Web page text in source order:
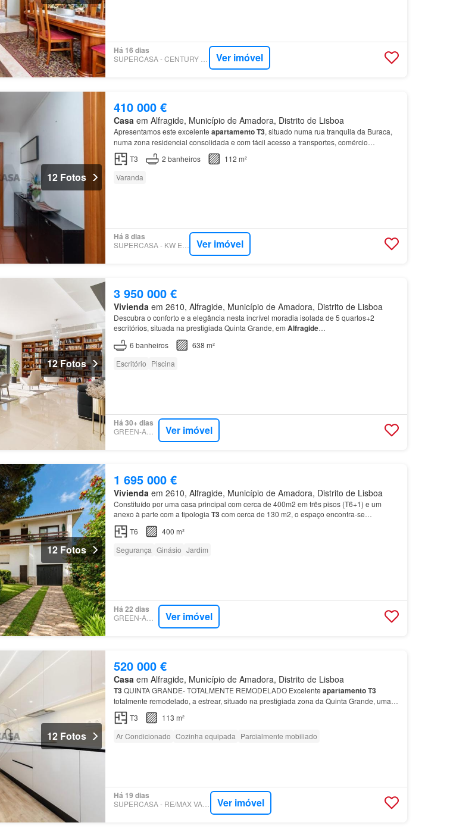
Há 16 dias
Ver imóvel
12 Fotos
410 000 €
Casa em Alfragide, Município de Amadora, Distrito de Lisboa
Apresentamos este excelente apartamentoT3, situado numa rua tranquila da Buraca,
numa zona residencial consolidada e com fácil acesso a transportes, comércio
Principais características:
Varanda com acesso pela sala e quar…
T3 2 banheiros
112 m²
Varanda
Há 8 dias
Ver imóvel
12 Fotos
3 950 000 €
Vivienda em 2610, Alfragide, Município de Amadora, Distrito de Lisboa
Descubra o conforto e a elegância nesta incrível moradia isolada de 5 quartos+2
escritórios, situada na prestigiada Quinta Grande, em Alfragide…
6 banheiros
638 m²
Escritório Piscina
Há 30+ dias
GREEN-ACRES Ver imóvel
12 Fotos
1 695 000 €
Vivienda em 2610, Alfragide, Município de Amadora, Distrito de Lisboa
Constituído por uma casa principal com cerca de 400m2 em três pisos (T6+1) e um
anexo à parte com a tipologia T3com cerca de 130 m2, o espaço encontra-se
Localizada em
T6
400 m²
Segurança Ginásio Jardim
Há 22 dias
GREEN-ACRES Ver imóvel
12 Fotos
520 000 €
Casa em Alfragide, Município de Amadora, Distrito de Lisboa
T3QUINTA GRANDE- TOTALMENTE REMODELADO Excelente apartamentoT3
totalmente remodelado, a estrear, situado na prestigiada zona da Quinta Grande, uma
das Os
três quartos
T3
113 m²
Ar Condicionado Cozinha equipada Parcialmente mobiliado
Há 19 dias
SUPERCASA - RE/MAX VANTAGEM METRO Ver imóvel